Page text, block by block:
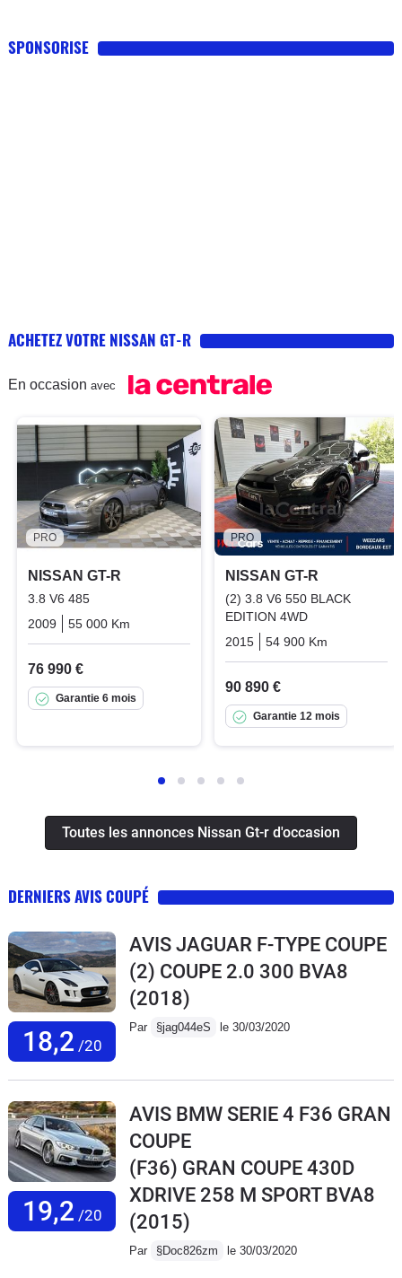
SPONSORISE
ACHETEZ VOTRE NISSAN GT-R
En occasion avec
PRO
NISSAN GT-R
3.8 V6 485
2009
55 000 Km Essence
76 990 €
Garantie 6 mois
PRO
NISSAN GT-R
(2) 3.8 V6 550 BLACK
EDITION 4WD
2015
54 900 Km
90 890 €
Garantie 12 mois
Toutes les annonces Nissan Gt-r d'occasion
DERNIERS AVIS COUPÉ
18,2 /20
AVIS JAGUAR F-TYPE COUPE
(2) COUPE 2.0 300 BVA8
(2018)
Par §jag044eS le 30/03/2020
19,2 /20
AVIS BMW SERIE 4 F36 GRAN
COUPE
(F36) GRAN COUPE 430D
XDRIVE 258 M SPORT BVA8
(2015)
Par §Doc826zm le 30/03/2020